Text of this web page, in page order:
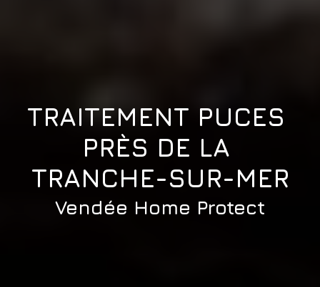
TRAITEMENT PUCES
PRÈS DE LA
TRANCHE-SUR-MER
Vendée Home Protect